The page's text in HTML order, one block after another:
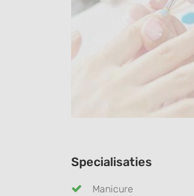
Specialisaties
Manicure